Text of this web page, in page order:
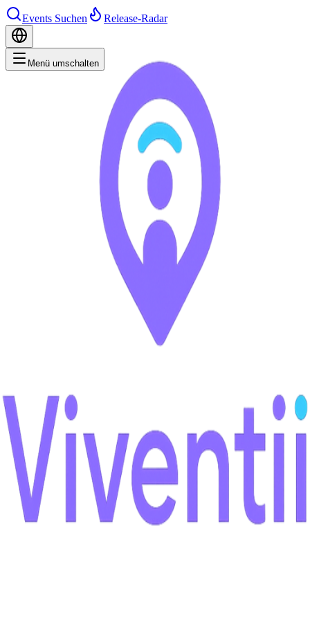
Events Suchen Release-Radar
Menü umschalten